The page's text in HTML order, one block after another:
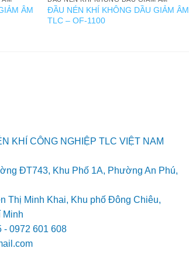
ÂM
ĐẦU NÉN KHÍ KHÔNG DẦU GIẢM ÂM
TLC – OF-1100
KHÍ CÔNG NGHIỆP TLC VIỆT NAM
ĐT743, Khu Phố 1A, Phường An Phú,
Thị Minh Khai, Khu phố Đông Chiêu,
Minh
- 0972 601 608